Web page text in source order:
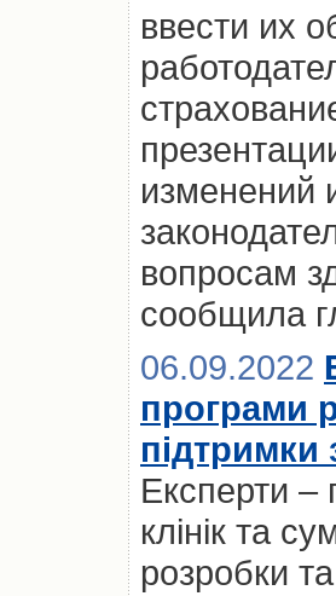
ввести их
изменений
вопросам
сообщила
06.09.2022
програми
підтримки
Експерти –
клінік та
розробки